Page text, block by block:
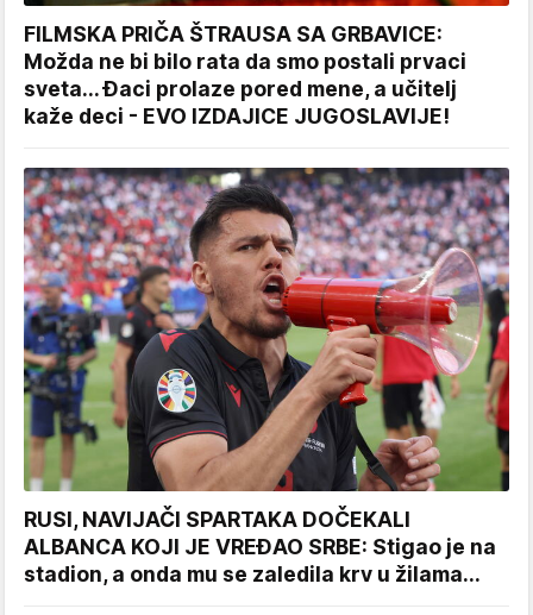
FILMSKA PRIČA ŠTRAUSA SA GRBAVICE:
Možda ne bi bilo rata da smo postali prvaci
sveta... Đaci prolaze pored mene, a učitelj
kaže deci - EVO IZDAJICE JUGOSLAVIJE!
RUSI, NAVIJAČI SPARTAKA DOČEKALI
ALBANCA KOJI JE VREĐAO SRBE: Stigao je na
stadion, a onda mu se zaledila krv u žilama...